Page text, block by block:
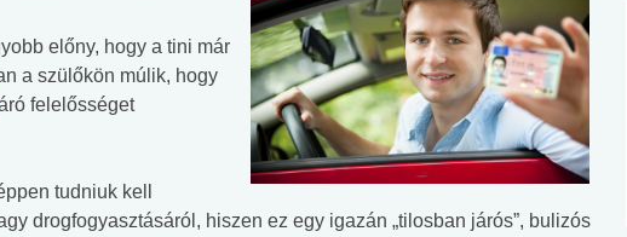
előny, hogy a tini már
a szülőkön múlik, hogy
felelősséget
tudniuk kell
drogfogyasztásáról, hiszen ez egy igazán „tilosban járós”, bulizós